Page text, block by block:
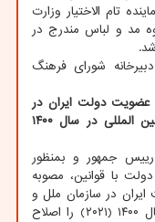
تام الاختیار وزارت
مد و لباس مندرج در
شورای فرهنگ
دولت ایران در
سازمان ملل و دیگر سازمان ها و مجامع بین المللی در سال ۱۴۰۰
جمهور و بمنظور
با قوانین، مصوبه
در سازمان ملل و
دیگر سازمان ها و مجامع بین المللی در سال ۱۴۰۰ (۲۰۲۱) را اصلاح